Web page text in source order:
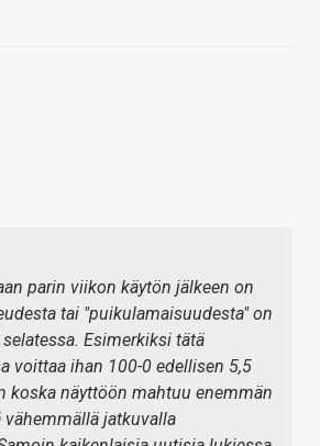
parin viikon käytön jälkeen on
tai "puikulamaisuudesta" on
Esimerkiksi tätä
voittaa ihan 100-0 edellisen 5,5
koska näyttöön mahtuu enemmän
vähemmällä jatkuvalla